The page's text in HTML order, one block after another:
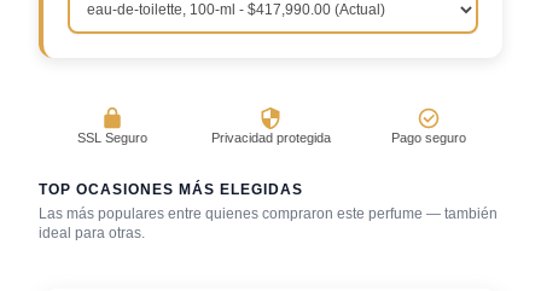
SSL Seguro Privacidad protegida Pago seguro
TOP OCASIONES MÁS ELEGIDAS
Las más populares entre quienes compraron este perfume — también
ideal para otras.
Bar / cocteles
Salida casual de